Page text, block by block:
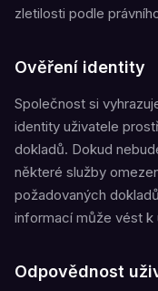
zletilosti podle
Ověření identity
Společnost si
identity uživatele
dokladů. Dokud
některé služby
požadovaných
informací může vést k
Odpovědnost